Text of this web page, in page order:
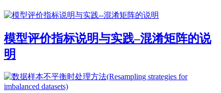
模型评价指标说明与实践–混淆矩阵的说
明